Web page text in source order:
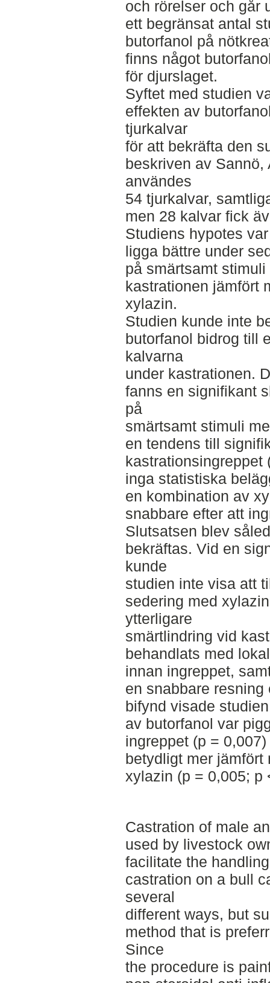
och rörelser och går
ett begränsat antal
butorfanol på
finns något
för djurslaget.
Syftet med studien
effekten av
tjurkalvar
för att bekräfta den
beskriven av Sannö,
användes
54 tjurkalvar,
men 28 kalvar fick
Studiens hypotes
ligga bättre under
på smärtsamt
kastrationen jämfört
xylazin.
Studien kunde inte
butorfanol bidrog till
kalvarna
under kastrationen.
fanns en signifikant
på
smärtsamt stimuli
en tendens till
kastrationsingreppet
inga statistiska
en kombination av
snabbare efter att
Slutsatsen blev
bekräftas. Vid en
kunde
studien inte visa att
sedering med
ytterligare
smärtlindring vid
behandlats med
innan ingreppet,
en snabbare
bifynd visade
av butorfanol var
ingreppet (p =
betydligt mer jämfört
xylazin (p = 0,005; p
Castration of male
used by livestock
facilitate the
castration on a bull
several
different ways, but
method that is
Since
the procedure is